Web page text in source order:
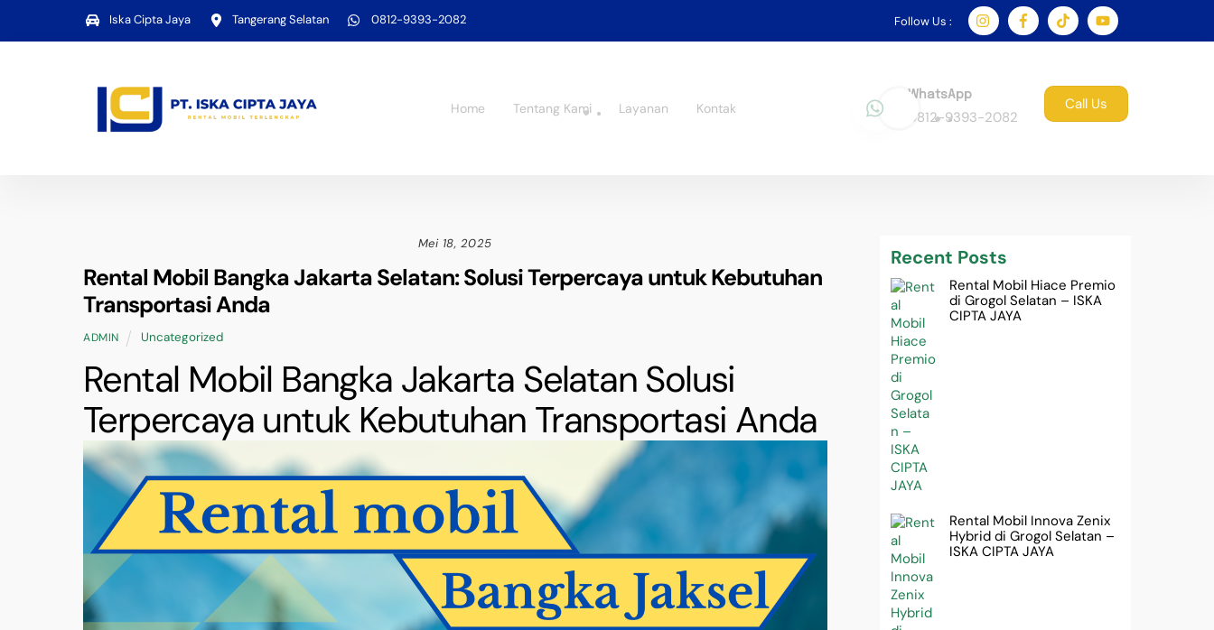
content
Iska Cipta Jaya Tangerang Selatan 0812-9393-2082 Follow Us :
Home Tentang Kami Layanan Kontak
WhatsApp
0812-9393-2082
Call Us
Mei 18, 2025
Rental Mobil Bangka Jakarta Selatan: Solusi Terpercaya untuk Kebutuhan
Transportasi Anda
ADMIN Uncategorized
Rental Mobil Bangka Jakarta Selatan Solusi
Terpercaya untuk Kebutuhan Transportasi Anda
Recent Posts
Rental Mobil Hiace Premio
di Grogol Selatan – ISKA
CIPTA JAYA
Rental Mobil Innova Zenix
Hybrid di Grogol Selatan –
ISKA CIPTA JAYA